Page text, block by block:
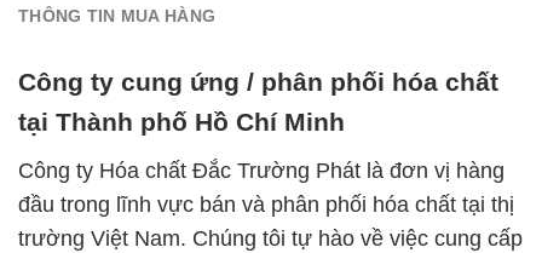
THÔNG TIN MUA HÀNG
Công ty cung ứng / phân phối hóa chất
tại Thành phố Hồ Chí Minh
Công ty Hóa chất Đắc Trường Phát là đơn vị hàng
đầu trong lĩnh vực bán và phân phối hóa chất tại thị
trường Việt Nam. Chúng tôi tự hào về việc cung cấp